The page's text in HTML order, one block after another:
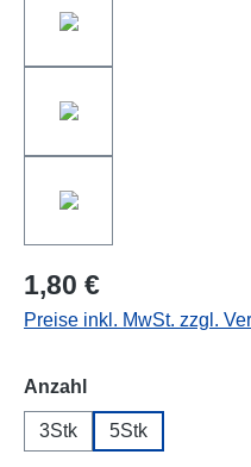
1,80 €
Preise inkl. MwSt. zzgl.
Anzahl auswählen
3Stk 5Stk